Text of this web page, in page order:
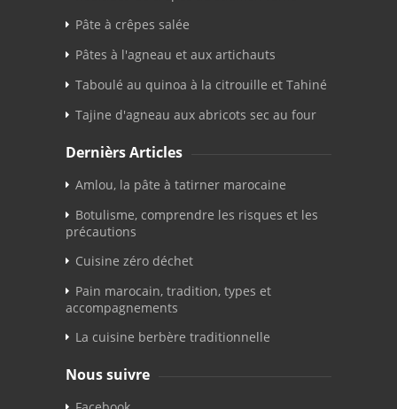
Pâte à crêpes salée
Pâtes à l'agneau et aux artichauts
Taboulé au quinoa à la citrouille et Tahiné
Tajine d'agneau aux abricots sec au four
Dernièrs Articles
Amlou, la pâte à tatirner marocaine
Botulisme, comprendre les risques et les
précautions
Cuisine zéro déchet
Pain marocain, tradition, types et
accompagnements
La cuisine berbère traditionnelle
Nous suivre